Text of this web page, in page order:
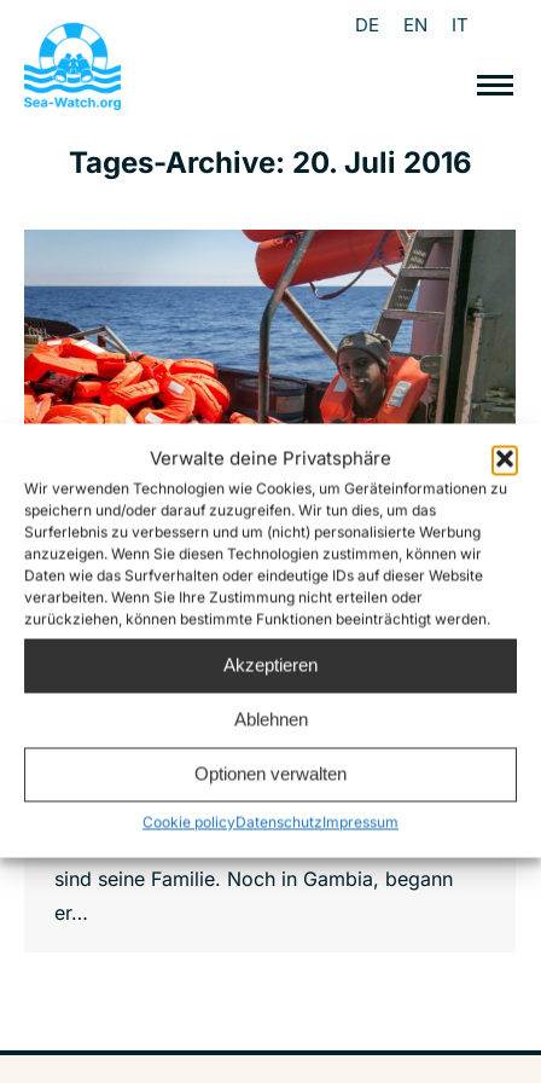
Verwalte deine Privatsphäre
Wir verwenden Technologien wie Cookies, um Geräteinformationen zu
speichern und/oder darauf zuzugreifen. Wir tun dies, um das
Surferlebnis zu verbessern und um (nicht) personalisierte Werbung
anzuzeigen. Wenn Sie diesen Technologien zustimmen, können wir
Daten wie das Surfverhalten oder eindeutige IDs auf dieser Website
verarbeiten. Wenn Sie Ihre Zustimmung nicht erteilen oder
zurückziehen, können bestimmte Funktionen beeinträchtigt werden.
Akzeptieren
Ablehnen
Optionen verwalten
Cookie policyDatenschutzImpressum
DE EN IT
Tages-Archive: 20. Juli 2016
Portrait einer Flucht: Amadu
Sea-Watch 2 20. Juli 2016
Amadu begann seine Flucht, aus Gambia über
Libyen nach Europa, als er fünfzehn war. Jetzt
ist er 16, bald 17 Jahre alt. Seine Eltern sind in
Gambia gestorben, die Hintergründe sind uns
unklar. Er erzählte uns, dass er nur noch seine
sind seine Familie. Noch in Gambia, begann
er…